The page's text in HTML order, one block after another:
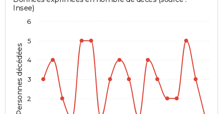
Personnes décédées
Insee)
2
3
4
5
6